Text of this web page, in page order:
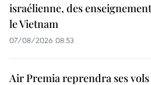
israélienne, des
le Vietnam
07/08/2026 08:53
Air Premia reprendra ses